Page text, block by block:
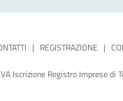
| REGISTRAZIONE |
Iscrizione Registro Imprese di